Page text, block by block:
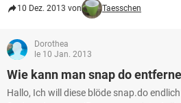
10 Dez. 2013 von Taesschen
Dorothea
le 10 Jan. 2013
Wie kann man snap do
Hallo, Ich will diese blöde snap.do